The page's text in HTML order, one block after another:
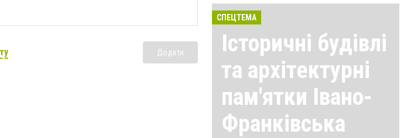
Додати
СПЕЦТЕМА
Історичні будівлі
та архітектурні
пам'ятки Івано-
Франківська